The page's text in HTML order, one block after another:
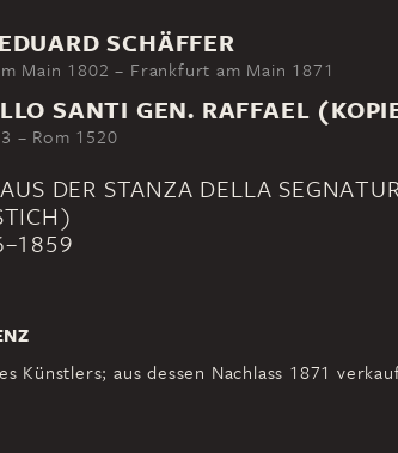
SCHÄFFER
Main 1802 – Frankfurt am Main 1871
SANTI GEN. RAFFAEL
– Rom 1520
DER STANZA DELLA
Künstlers; aus dessen Nachlass 1871